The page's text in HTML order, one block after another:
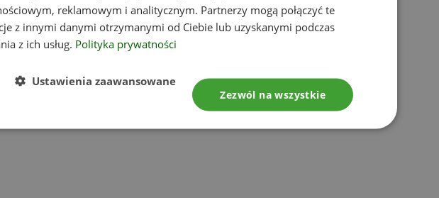
reklamowym i analitycznym. Partnerzy mogą połączyć te
z innymi danymi otrzymanymi od Ciebie lub uzyskanymi podczas
z ich usług. Polityka prywatności
Zezwól na wszystkie
Ustawienia zaawansowane